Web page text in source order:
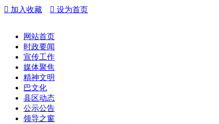
 加入收藏  设为首页
网站首页
时政要闻
宣传工作
媒体聚焦
精神文明
巴文化
县区动态
公示公告
领导之窗